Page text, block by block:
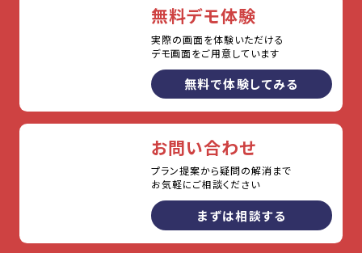
無料デモ体験
実際の画面を体験いただける
デモ画面をご用意しています
無料で体験してみる
お問い合わせ
プラン提案から疑問の解消まで
お気軽にご相談ください
まずは相談する